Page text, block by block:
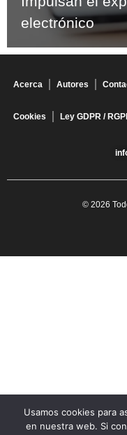
electrónico
Acerca Autores
Cookies Ley GDPR /
© 2026
Usamos cookies para
en nuestra web. Si